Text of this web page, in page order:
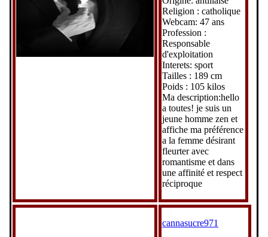
Religion : catholique
Webcam: 47 ans
Profession :
Responsable
d'exploitation
Interets: sport
Tailles : 189 cm
Poids : 105 kilos
Ma description:hello
a toutes! je suis un
jeune homme zen et
affiche ma préférence
a la femme désirant
fleurter avec
romantisme et dans
une affinité et respect
réciproque
cannasucre971